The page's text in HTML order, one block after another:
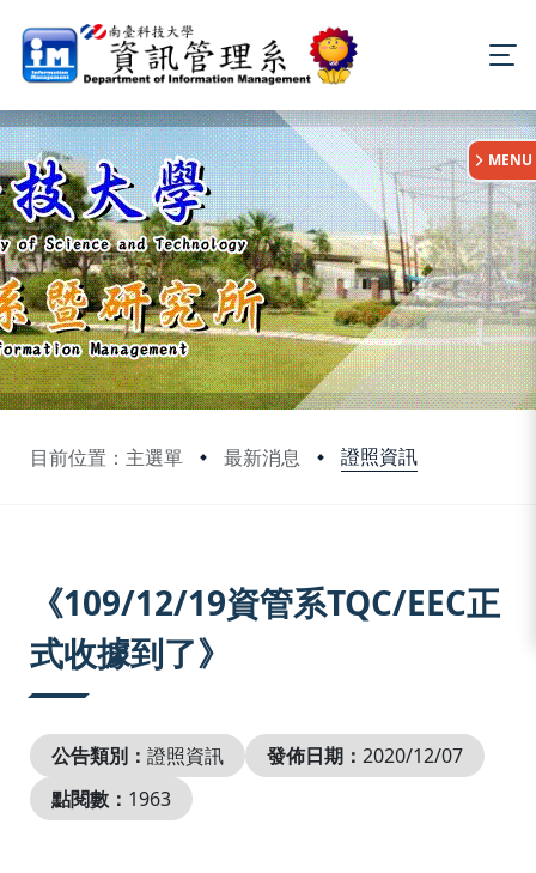
目前位置：主選單 最新消息 證照資訊
:::
MENU
《109/12/19資管系TQC/EEC正
式收據到了》
公告類別： 證照資訊 發佈日期： 2020/12/07
點閱數： 1963